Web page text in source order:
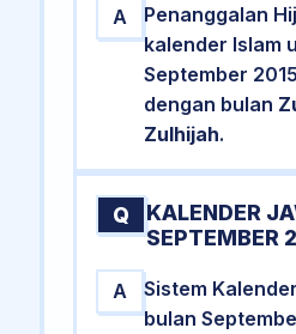
A
Penanggalan
kalender Islam
September
dengan bulan
Zulhijah.
Q
KALENDER
SEPTEMBER
A
Sistem
bulan